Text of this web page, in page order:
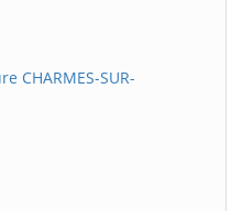
CHARMES-SUR-